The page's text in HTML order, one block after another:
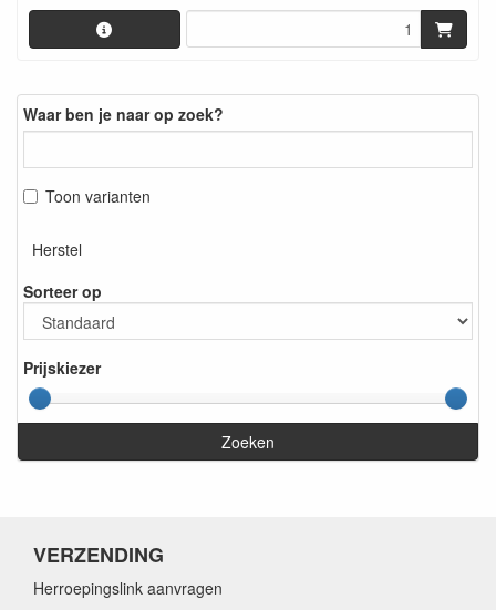
Waar ben je naar op zoek?
Toon varianten
Herstel
Sorteer op
Prijskiezer
Zoeken
VERZENDING
Herroepingslink aanvragen